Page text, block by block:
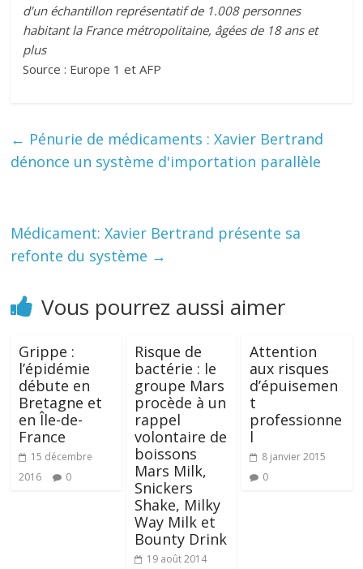
d’un échantillon représentatif de 1.008 personnes
habitant la France métropolitaine, âgées de 18 ans et
plus
Source : Europe 1 et AFP
← Pénurie de médicaments : Xavier Bertrand
dénonce un système d'importation parallèle
Médicament: Xavier Bertrand présente sa
refonte du système →
Vous pourrez aussi aimer
Grippe :
l’épidémie
débute en
Bretagne et
en Île-de-
France
15 décembre
2016
0
Risque de
bactérie : le
groupe Mars
procède à un
rappel
volontaire de
boissons
Mars Milk,
Snickers
Shake, Milky
Way Milk et
Bounty Drink
19 août 2014
Attention
aux risques
d’épuisemen
t
professionne
l
8 janvier 2015
0